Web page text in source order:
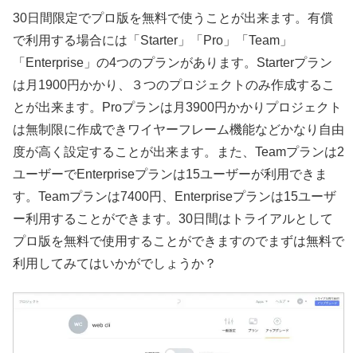
30日間限定でプロ版を無料で使うことが出来ます。有償
で利用する場合には「Starter」「Pro」「Team」
「Enterprise」の4つのプランがあります。Starterプラン
は月1900円かかり、３つのプロジェクトのみ作成するこ
とが出来ます。Proプランは月3900円かかりプロジェクト
は無制限に作成できワイヤーフレーム機能などかなり自由
度が高く設定することが出来ます。また、Teamプランは2
ユーザーでEnterpriseプランは15ユーザーが利用できま
す。Teamプランは7400円、Enterpriseプランは15ユーザ
ー利用することができます。30日間はトライアルとして
プロ版を無料で使用することができますのでまずは無料で
利用してみてはいかがでしょうか？